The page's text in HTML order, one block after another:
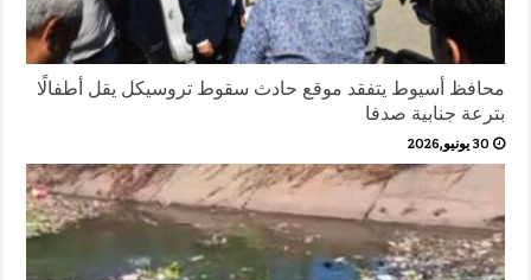
محافظ أسيوط يتفقد موقع حادث سقوط تروسيكل يقل أطفالًا
بترعة جنابية صدفا
30 يونيو,2026